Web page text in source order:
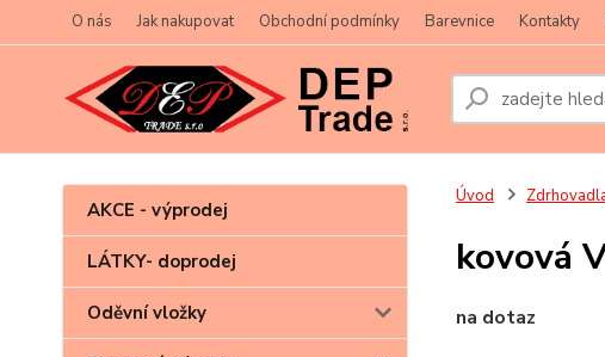
O nás Jak nakupovat Obchodní podmínky Barevnice Kontakty
AKCE - výprodej
LÁTKY- doprodej
Oděvní vložky
Úvod
kovová
na dotaz